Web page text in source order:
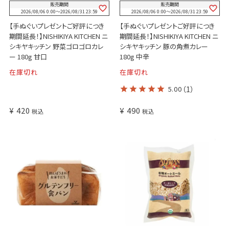
販売期間
2026/08/06 0:00〜2026/08/31 23:59
【手ぬぐいプレゼントご好評につき
期間延長！】NISHIKIYA KITCHEN ニ
シキヤキッチン 野菜ゴロゴロカレ
ー 180g 甘口
在庫切れ
¥ 420 税込
販売期間
2026/08/06 0:00〜2026/08/31 23:59
【手ぬぐいプレゼントご好評につき
期間延長！】NISHIKIYA KITCHEN ニ
シキヤキッチン 豚の角煮カレー
180g 中辛
在庫切れ
5.00 （1）
¥ 490 税込